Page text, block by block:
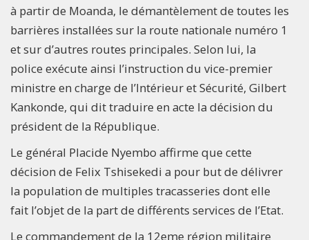
à partir de Moanda, le démantèlement de toutes les
barrières installées sur la route nationale numéro 1
et sur d’autres routes principales. Selon lui, la
police exécute ainsi l’instruction du vice-premier
ministre en charge de l’Intérieur et Sécurité, Gilbert
Kankonde, qui dit traduire en acte la décision du
président de la République.
Le général Placide Nyembo affirme que cette
décision de Felix Tshisekedi a pour but de délivrer
la population de multiples tracasseries dont elle
fait l’objet de la part de différents services de l’Etat.
Le commandement de la 12eme région militaire